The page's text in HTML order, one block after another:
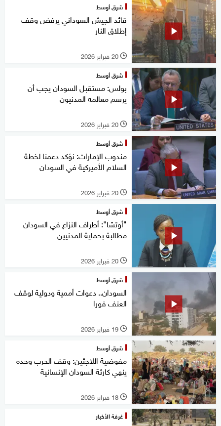
شرق أوسط
قائد الجيش السوداني يرفض وقف
إطلاق النار
l 20 فبراير 2026
شرق أوسط
بولس: مستقبل السودان يجب أن
يرسم معالمه المدنيون
l 20 فبراير 2026
شرق أوسط
مندوب الإمارات: نؤكد دعمنا لخطة
السلام الأميركية في السودان
l 20 فبراير 2026
شرق أوسط
"أوتشا": أطراف النزاع في السودان
مطالبة بحماية المدنيين
l 20 فبراير 2026
شرق أوسط
السودان.. دعوات أممية ودولية لوقف
العنف فورا
l 19 فبراير 2026
شرق أوسط
مفوضية اللاجئين: وقف الحرب وحده
ينهي كارثة السودان الإنسانية
l 18 فبراير 2026
غرفة الأخبار